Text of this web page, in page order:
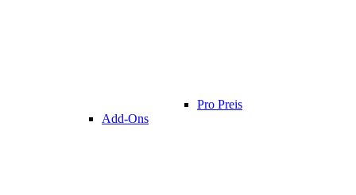
Pro Preis
Add-Ons